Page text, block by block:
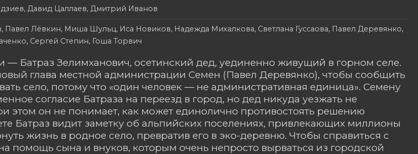
Давид Цаллаев, Дмитрий Иванов
Павел Лёвкин, Миша Шульц, Иса Новиков, Надежда Михалкова, Светлана Гуссаова, Павел Деревянко,
Сергей Степин, Гоша Торвич
— Батраз Зелимханович, осетинский дед, уединенно живущий в горном селе.
глава местной администрации Семен (Павел Деревянко), чтобы сообщить
село, потому что «один человек — не административная единица». Семену
согласие Батраза на переезд в город, но дед никуда уезжать не
этом он не понимает, как может единолично противостоять решению
Батраз видит заметку об альпийских поселениях, привлекающих миллионы
жизнь в родное село, превратив его в эко-деревню. Чтобы справиться с
помощь сына и внуков, которым очень непросто вырваться из городской